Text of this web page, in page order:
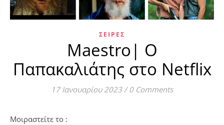
ΣΕΙΡΈΣ
Maestro| Ο
Παπακαλιάτης στο Netflix
17 Ιανουαρίου 2023 / 0 Comments
Μοιραστείτε το :